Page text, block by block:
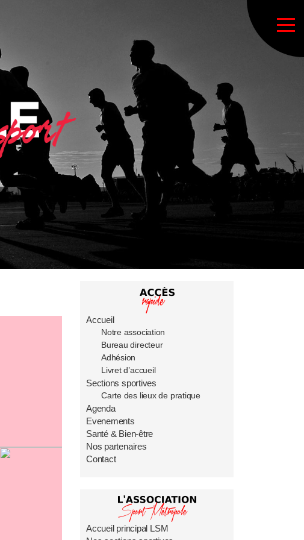
Bureau directeur
Adhésion
Livret d’accueil
Sections sportives
Carte des lieux de pratique
Evenements
Santé & Bien-être
Nos partenaires
Accueil principal LSM
Nos sections sportives
Accueil
Notre association
Bureau directeur
Adhésion
Livret d’accueil
Sections sportives
Carte des lieux de pratique
Agenda
Evenements
Santé & Bien-être
Nos partenaires
Contact
Accueil principal LSM